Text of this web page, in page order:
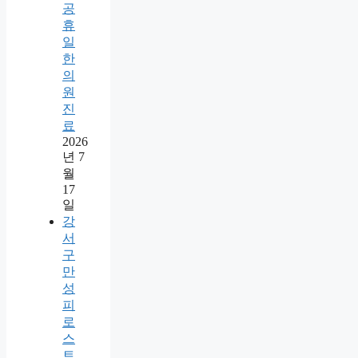
공
휴
일
한
의
원
진
료
2026
년 7
월
17
일
강
서
구
만
성
피
로
스
트